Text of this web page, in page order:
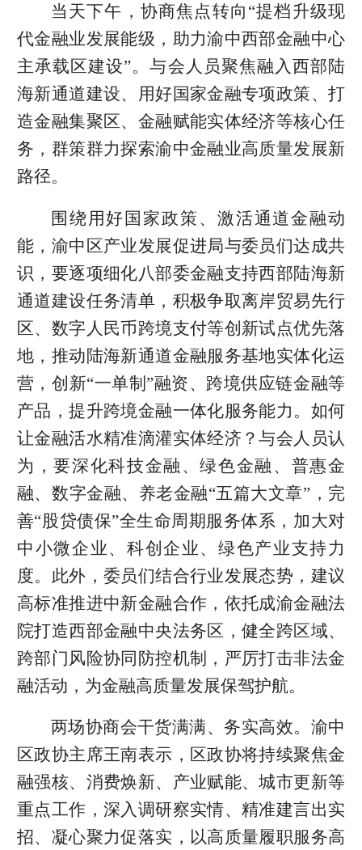
当天下午，协商焦点转向“提档升级现
代金融业发展能级，助力渝中西部金融中心
主承载区建设”。与会人员聚焦融入西部陆
海新通道建设、用好国家金融专项政策、打
造金融集聚区、金融赋能实体经济等核心任
务，群策群力探索渝中金融业高质量发展新
路径。
围绕用好国家政策、激活通道金融动
能，渝中区产业发展促进局与委员们达成共
识，要逐项细化八部委金融支持西部陆海新
通道建设任务清单，积极争取离岸贸易先行
区、数字人民币跨境支付等创新试点优先落
地，推动陆海新通道金融服务基地实体化运
营，创新“一单制”融资、跨境供应链金融等
产品，提升跨境金融一体化服务能力。如何
让金融活水精准滴灌实体经济？与会人员认
为，要深化科技金融、绿色金融、普惠金
融、数字金融、养老金融“五篇大文章”，完
善“股贷债保”全生命周期服务体系，加大对
中小微企业、科创企业、绿色产业支持力
度。此外，委员们结合行业发展态势，建议
高标准推进中新金融合作，依托成渝金融法
院打造西部金融中央法务区，健全跨区域、
跨部门风险协同防控机制，严厉打击非法金
融活动，为金融高质量发展保驾护航。
两场协商会干货满满、务实高效。渝中
区政协主席王南表示，区政协将持续聚焦金
融强核、消费焕新、产业赋能、城市更新等
重点工作，深入调研察实情、精准建言出实
招、凝心聚力促落实，以高质量履职服务高